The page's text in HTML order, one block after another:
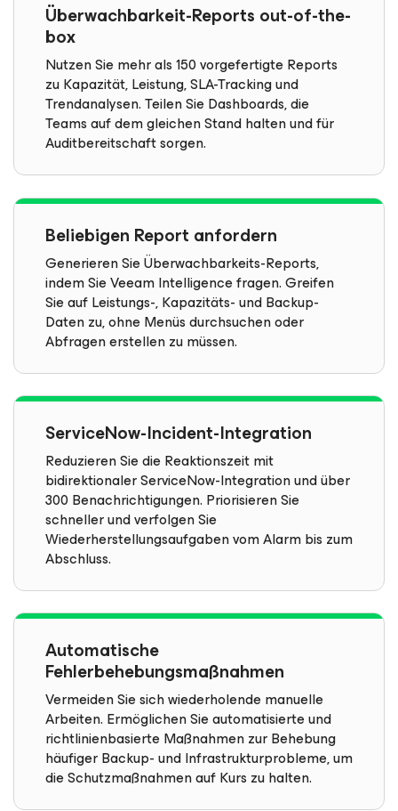
Überwachbarkeit-Reports out-of-the-
box
Nutzen Sie mehr als 150 vorgefertigte Reports
zu Kapazität, Leistung, SLA-Tracking und
Trendanalysen. Teilen Sie Dashboards, die
Teams auf dem gleichen Stand halten und für
Auditbereitschaft sorgen.
Beliebigen Report anfordern
Generieren Sie Überwachbarkeits-Reports,
indem Sie Veeam Intelligence fragen. Greifen
Sie auf Leistungs-, Kapazitäts- und Backup-
Daten zu, ohne Menüs durchsuchen oder
Abfragen erstellen zu müssen.
ServiceNow-Incident-Integration
Reduzieren Sie die Reaktionszeit mit
bidirektionaler ServiceNow-Integration und über
300 Benachrichtigungen. Priorisieren Sie
schneller und verfolgen Sie
Wiederherstellungsaufgaben vom Alarm bis zum
Abschluss.
Automatische
Fehlerbehebungsmaßnahmen
Vermeiden Sie sich wiederholende manuelle
Arbeiten. Ermöglichen Sie automatisierte und
richtlinienbasierte Maßnahmen zur Behebung
häufiger Backup- und Infrastrukturprobleme, um
die Schutzmaßnahmen auf Kurs zu halten.